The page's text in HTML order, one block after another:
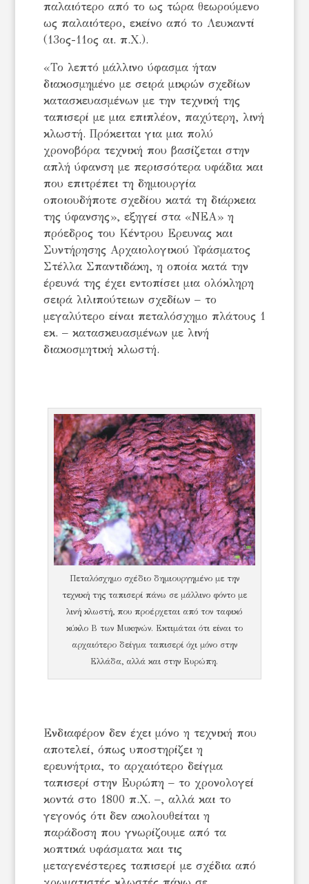
παλαιότερο από το ως τώρα θεωρούμενο
ως παλαιότερο, εκείνο από το Λευκαντί
(13ος-11ος αι. π.Χ.).
«Το λεπτό μάλλινο ύφασμα ήταν
διακοσμημένο με σειρά μικρών σχεδίων
κατασκευασμένων με την τεχνική της
ταπισερί με μια επιπλέον, παχύτερη, λινή
κλωστή. Πρόκειται για μια πολύ
χρονοβόρα τεχνική που βασίζεται στην
απλή ύφανση με περισσότερα υφάδια και
που επιτρέπει τη δημιουργία
οποιουδήποτε σχεδίου κατά τη διάρκεια
της ύφανσης», εξηγεί στα «ΝΕΑ» η
πρόεδρος του Κέντρου Ερευνας και
Συντήρησης Αρχαιολογικού Υφάσματος
Στέλλα Σπαντιδάκη, η οποία κατά την
έρευνά της έχει εντοπίσει μια ολόκληρη
σειρά λιλιπούτειων σχεδίων – το
μεγαλύτερο είναι πεταλόσχημο πλάτους 1
εκ. – κατασκευασμένων με λινή
διακοσμητική κλωστή.
Πεταλόσχημο σχέδιο δημιουργημένο με την
τεχνική της ταπισερί πάνω σε μάλλινο φόντο με
λινή κλωστή, που προέρχεται από τον ταφικό
κύκλο Β των Μυκηνών. Εκτιμάται ότι είναι το
αρχαιότερο δείγμα ταπισερί όχι μόνο στην
Ελλάδα, αλλά και στην Ευρώπη.
Ενδιαφέρον δεν έχει μόνο η τεχνική που
αποτελεί, όπως υποστηρίζει η
ερευνήτρια, το αρχαιότερο δείγμα
ταπισερί στην Ευρώπη – το χρονολογεί
κοντά στο 1800 π.Χ. –, αλλά και το
γεγονός ότι δεν ακολουθείται η
παράδοση που γνωρίζουμε από τα
κοπτικά υφάσματα και τις
μεταγενέστερες ταπισερί με σχέδια από